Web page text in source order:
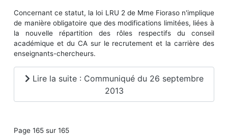
Concernant ce statut, la loi LRU 2 de Mme Fioraso n'implique
de manière obligatoire que des modifications limitées, liées à
la nouvelle répartition des rôles respectifs du conseil
académique et du CA sur le recrutement et la carrière des
enseignants-chercheurs.
Lire la suite : Communiqué du 26 septembre
2013
Page 165 sur 165